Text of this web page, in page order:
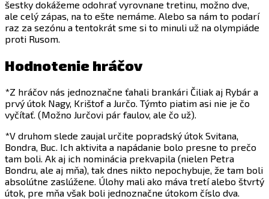
šestky dokážeme odohrať vyrovnane tretinu, možno dve,
ale celý zápas, na to ešte nemáme. Alebo sa nám to podarí
raz za sezónu a tentokrát sme si to minuli už na olympiáde
proti Rusom.
Hodnotenie hráčov
*Z hráčov nás jednoznačne ťahali brankári Čiliak aj Rybár a
prvý útok Nagy, Krištof a Jurčo. Týmto piatim asi nie je čo
vyčítať. (Možno Jurčovi pár faulov, ale čo už).
*V druhom slede zaujal určite popradský útok Svitana,
Bondra, Buc. Ich aktivita a napádanie bolo presne to prečo
tam boli. Ak aj ich nominácia prekvapila (nielen Petra
Bondru, ale aj mňa), tak dnes nikto nepochybuje, že tam boli
absolútne zaslúžene. Úlohy mali ako máva tretí alebo štvrtý
útok, pre mňa však boli jednoznačne útokom číslo dva.